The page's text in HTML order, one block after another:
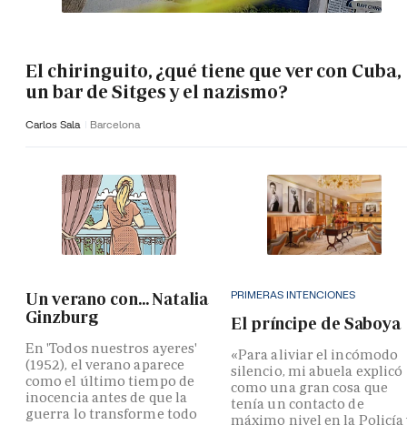
El chiringuito, ¿qué tiene que ver con Cuba,
un bar de Sitges y el nazismo?
Carlos Sala Barcelona
Un verano con... Natalia
Ginzburg
En 'Todos nuestros ayeres'
(1952), el verano aparece
como el último tiempo de
inocencia antes de que la
guerra lo transforme todo
PRIMERAS INTENCIONES
El príncipe de Saboya
«Para aliviar el incómodo
silencio, mi abuela explicó
como una gran cosa que
tenía un contacto de
máximo nivel en la Policía